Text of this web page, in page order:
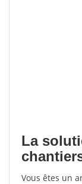
La
Vous êtes un